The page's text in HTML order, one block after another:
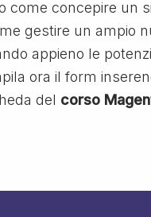
come concepire un
gestire un ampio
appieno le
ora il form
del corso